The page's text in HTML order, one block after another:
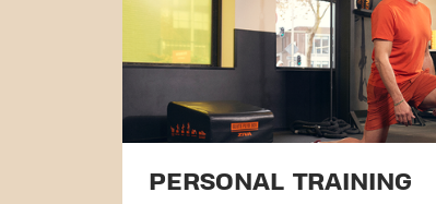
PERSONAL TRAINING